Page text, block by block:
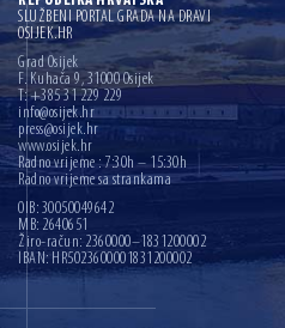
SLUŽBENI PORTAL GRADA NA DRAVI
OSIJEK.HR
Grad Osijek
F. Kuhača 9, 31000 Osijek
T: +385 31 229 229
info@osijek.hr
press@osijek.hr
www.osijek.hr
Radno vrijeme : 7:30h – 15:30h
Radno vrijeme sa strankama
OIB: 30050049642
MB: 2640651
Žiro-račun: 2360000–1831200002
IBAN: HR5023600001831200002